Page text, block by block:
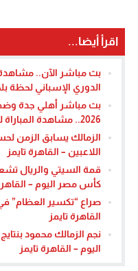
اقرأ أيضا...
بث مباشر الآن.. مشاهدة
الدوري الإسباني لحظة
بث مباشر أهلي جدة
2026.. مشاهدة المباراة لحظة بلحظة
الزمالك يسابق الزمن
اللاعبين – القاهرة تايمز
قمة السيتي والريال
كأس مصر اليوم –
صراع “تكسير العظام” في
القاهرة تايمز
نجم الزمالك محمود
اليوم – القاهرة تايمز